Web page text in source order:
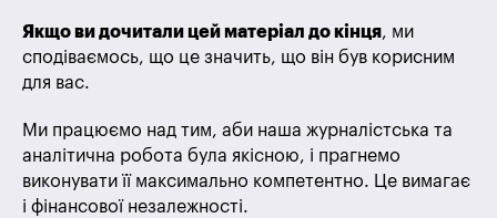
Якщо ви дочитали цей матеріал до кінця, ми
сподіваємось, що це значить, що він був корисним
для вас.
Ми працюємо над тим, аби наша журналістська та
аналітична робота була якісною, і прагнемо
виконувати її максимально компетентно. Це вимагає
і фінансової незалежності.